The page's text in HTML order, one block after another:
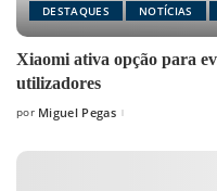
DESTAQUES NOTÍCIAS
Xiaomi ativa opção para
utilizadores
Posted
por Miguel Pegas